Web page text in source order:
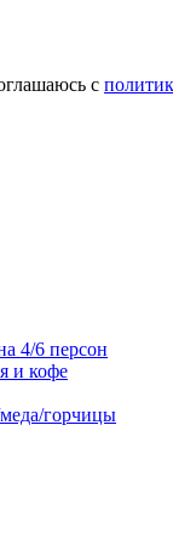
с
4/6 персон
и кофе
горчицы